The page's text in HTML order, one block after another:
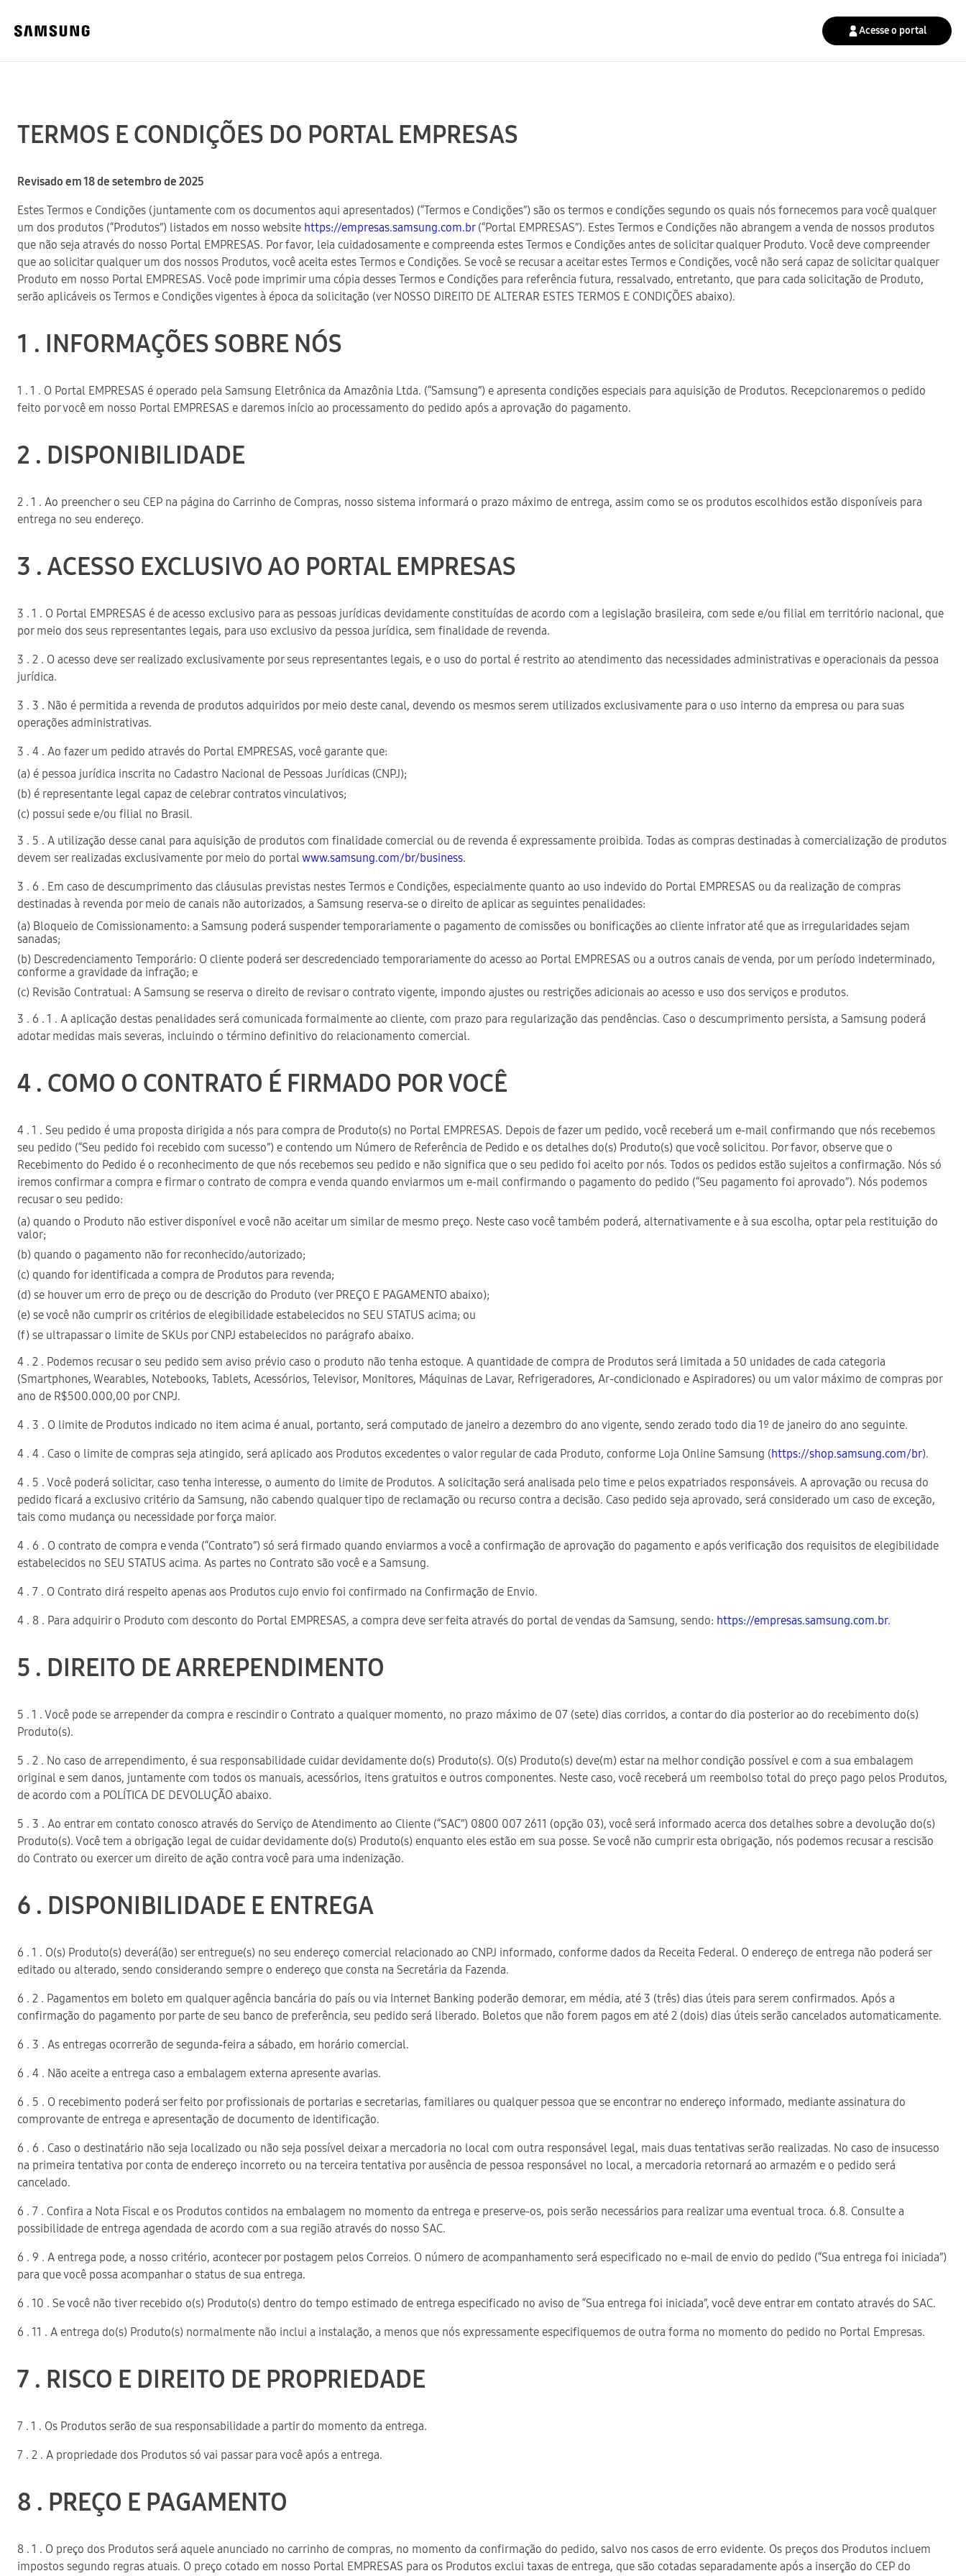
Acesse o portal
TERMOS E CONDIÇÕES DO PORTAL EMPRESAS
Revisado em 18 de setembro de 2025
Estes Termos e Condições (juntamente com os documentos aqui apresentados) (“Termos e Condições”) são os termos e condições segundo os quais nós fornecemos para você qualquer
um dos produtos (“Produtos”) listados em nosso website https://empresas.samsung.com.br(“Portal EMPRESAS”). Estes Termos e Condições não abrangem a venda de nossos produtos
que não seja através do nosso Portal EMPRESAS. Por favor, leia cuidadosamente e compreenda estes Termos e Condições antes de solicitar qualquer Produto. Você deve compreender
que ao solicitar qualquer um dos nossos Produtos, você aceita estes Termos e Condições. Se você se recusar a aceitar estes Termos e Condições, você não será capaz de solicitar qualquer
Produto em nosso Portal EMPRESAS. Você pode imprimir uma cópia desses Termos e Condições para referência futura, ressalvado, entretanto, que para cada solicitação de Produto,
serão aplicáveis os Termos e Condições vigentes à época da solicitação (ver NOSSO DIREITO DE ALTERAR ESTES TERMOS E CONDIÇÕES abaixo).
1 . INFORMAÇÕES SOBRE NÓS
1 . 1 . O Portal EMPRESAS é operado pela Samsung Eletrônica da Amazônia Ltda. (“Samsung”) e apresenta condições especiais para aquisição de Produtos. Recepcionaremos o pedido
feito por você em nosso Portal EMPRESAS e daremos início ao processamento do pedido após a aprovação do pagamento.
2 . DISPONIBILIDADE
2 . 1 . Ao preencher o seu CEP na página do Carrinho de Compras, nosso sistema informará o prazo máximo de entrega, assim como se os produtos escolhidos estão disponíveis para
entrega no seu endereço.
3 . ACESSO EXCLUSIVO AO PORTAL EMPRESAS
3 . 1 . O Portal EMPRESAS é de acesso exclusivo para as pessoas jurídicas devidamente constituídas de acordo com a legislação brasileira, com sede e/ou filial em território nacional, que
por meio dos seus representantes legais, para uso exclusivo da pessoa jurídica, sem finalidade de revenda.
3 . 2 . O acesso deve ser realizado exclusivamente por seus representantes legais, e o uso do portal é restrito ao atendimento das necessidades administrativas e operacionais da pessoa
jurídica.
3 . 3 . Não é permitida a revenda de produtos adquiridos por meio deste canal, devendo os mesmos serem utilizados exclusivamente para o uso interno da empresa ou para suas
operações administrativas.
3 . 4 . Ao fazer um pedido através do Portal EMPRESAS, você garante que:
(a) é pessoa jurídica inscrita no Cadastro Nacional de Pessoas Jurídicas (CNPJ);
(b) é representante legal capaz de celebrar contratos vinculativos;
(c) possui sede e/ou filial no Brasil.
3 . 5 . A utilização desse canal para aquisição de produtos com finalidade comercial ou de revenda é expressamente proibida. Todas as compras destinadas à comercialização de produtos
devem ser realizadas exclusivamente por meio do portal www.samsung.com/br/business.
3 . 6 . Em caso de descumprimento das cláusulas previstas nestes Termos e Condições, especialmente quanto ao uso indevido do Portal EMPRESAS ou da realização de compras
destinadas à revenda por meio de canais não autorizados, a Samsung reserva-se o direito de aplicar as seguintes penalidades:
(a) Bloqueio de Comissionamento: a Samsung poderá suspender temporariamente o pagamento de comissões ou bonificações ao cliente infrator até que as irregularidades sejam
sanadas;
(b) Descredenciamento Temporário: O cliente poderá ser descredenciado temporariamente do acesso ao Portal EMPRESAS ou a outros canais de venda, por um período indeterminado,
conforme a gravidade da infração; e
(c) Revisão Contratual: A Samsung se reserva o direito de revisar o contrato vigente, impondo ajustes ou restrições adicionais ao acesso e uso dos serviços e produtos.
3 . 6 . 1 . A aplicação destas penalidades será comunicada formalmente ao cliente, com prazo para regularização das pendências. Caso o descumprimento persista, a Samsung poderá
adotar medidas mais severas, incluindo o término definitivo do relacionamento comercial.
4 . COMO O CONTRATO É FIRMADO POR VOCÊ
4 . 1 . Seu pedido é uma proposta dirigida a nós para compra de Produto(s) no Portal EMPRESAS. Depois de fazer um pedido, você receberá um e-mail confirmando que nós recebemos
seu pedido (“Seu pedido foi recebido com sucesso”) e contendo um Número de Referência de Pedido e os detalhes do(s) Produto(s) que você solicitou. Por favor, observe que o
Recebimento do Pedido é o reconhecimento de que nós recebemos seu pedido e não significa que o seu pedido foi aceito por nós. Todos os pedidos estão sujeitos a confirmação. Nós só
iremos confirmar a compra e firmar o contrato de compra e venda quando enviarmos um e-mail confirmando o pagamento do pedido (“Seu pagamento foi aprovado”). Nós podemos
recusar o seu pedido:
(a) quando o Produto não estiver disponível e você não aceitar um similar de mesmo preço. Neste caso você também poderá, alternativamente e à sua escolha, optar pela restituição do
valor;
(b) quando o pagamento não for reconhecido/autorizado;
(c) quando for identificada a compra de Produtos para revenda;
(d) se houver um erro de preço ou de descrição do Produto (ver PREÇO E PAGAMENTO abaixo);
(e) se você não cumprir os critérios de elegibilidade estabelecidos no SEU STATUS acima; ou
(f) se ultrapassar o limite de SKUs por CNPJ estabelecidos no parágrafo abaixo.
4 . 2 . Podemos recusar o seu pedido sem aviso prévio caso o produto não tenha estoque. A quantidade de compra de Produtos será limitada a 50 unidades de cada categoria
(Smartphones, Wearables, Notebooks, Tablets, Acessórios, Televisor, Monitores, Máquinas de Lavar, Refrigeradores, Ar-condicionado e Aspiradores) ou um valor máximo de compras por
ano de R$500.000,00 por CNPJ.
4 . 3 . O limite de Produtos indicado no item acima é anual, portanto, será computado de janeiro a dezembro do ano vigente, sendo zerado todo dia 1º de janeiro do ano seguinte.
4 . 4 . Caso o limite de compras seja atingido, será aplicado aos Produtos excedentes o valor regular de cada Produto, conforme Loja Online Samsung (https://shop.samsung.com/br).
4 . 5 . Você poderá solicitar, caso tenha interesse, o aumento do limite de Produtos. A solicitação será analisada pelo time e pelos expatriados responsáveis. A aprovação ou recusa do
pedido ficará a exclusivo critério da Samsung, não cabendo qualquer tipo de reclamação ou recurso contra a decisão. Caso pedido seja aprovado, será considerado um caso de exceção,
tais como mudança ou necessidade por força maior.
4 . 6 . O contrato de compra e venda (“Contrato”) só será firmado quando enviarmos a você a confirmação de aprovação do pagamento e após verificação dos requisitos de elegibilidade
estabelecidos no SEU STATUS acima. As partes no Contrato são você e a Samsung.
4 . 7 . O Contrato dirá respeito apenas aos Produtos cujo envio foi confirmado na Confirmação de Envio.
4 . 8 . Para adquirir o Produto com desconto do Portal EMPRESAS, a compra deve ser feita através do portal de vendas da Samsung, sendo: https://empresas.samsung.com.br.
5 . DIREITO DE ARREPENDIMENTO
5 . 1 . Você pode se arrepender da compra e rescindir o Contrato a qualquer momento, no prazo máximo de 07 (sete) dias corridos, a contar do dia posterior ao do recebimento do(s)
Produto(s).
5 . 2 . No caso de arrependimento, é sua responsabilidade cuidar devidamente do(s) Produto(s). O(s) Produto(s) deve(m) estar na melhor condição possível e com a sua embalagem
original e sem danos, juntamente com todos os manuais, acessórios, itens gratuitos e outros componentes. Neste caso, você receberá um reembolso total do preço pago pelos Produtos,
de acordo com a POLÍTICA DE DEVOLUÇÃO abaixo.
5 . 3 . Ao entrar em contato conosco através do Serviço de Atendimento ao Cliente (“SAC”) 0800 007 2611 (opção 03), você será informado acerca dos detalhes sobre a devolução do(s)
Produto(s). Você tem a obrigação legal de cuidar devidamente do(s) Produto(s) enquanto eles estão em sua posse. Se você não cumprir esta obrigação, nós podemos recusar a rescisão
do Contrato ou exercer um direito de ação contra você para uma indenização.
6 . DISPONIBILIDADE E ENTREGA
6 . 1 . O(s) Produto(s) deverá(ão) ser entregue(s) no seu endereço comercial relacionado ao CNPJ informado, conforme dados da Receita Federal. O endereço de entrega não poderá ser
editado ou alterado, sendo considerando sempre o endereço que consta na Secretária da Fazenda.
6 . 2 . Pagamentos em boleto em qualquer agência bancária do país ou via Internet Banking poderão demorar, em média, até 3 (três) dias úteis para serem confirmados. Após a
confirmação do pagamento por parte de seu banco de preferência, seu pedido será liberado. Boletos que não forem pagos em até 2 (dois) dias úteis serão cancelados automaticamente.
6 . 3 . As entregas ocorrerão de segunda-feira a sábado, em horário comercial.
6 . 4 . Não aceite a entrega caso a embalagem externa apresente avarias.
6 . 5 . O recebimento poderá ser feito por profissionais de portarias e secretarias, familiares ou qualquer pessoa que se encontrar no endereço informado, mediante assinatura do
comprovante de entrega e apresentação de documento de identificação.
6 . 6 . Caso o destinatário não seja localizado ou não seja possível deixar a mercadoria no local com outra responsável legal, mais duas tentativas serão realizadas. No caso de insucesso
na primeira tentativa por conta de endereço incorreto ou na terceira tentativa por ausência de pessoa responsável no local, a mercadoria retornará ao armazém e o pedido será
cancelado.
6 . 7 . Confira a Nota Fiscal e os Produtos contidos na embalagem no momento da entrega e preserve-os, pois serão necessários para realizar uma eventual troca. 6.8. Consulte a
possibilidade de entrega agendada de acordo com a sua região através do nosso SAC.
6 . 9 . A entrega pode, a nosso critério, acontecer por postagem pelos Correios. O número de acompanhamento será especificado no e-mail de envio do pedido (“Sua entrega foi iniciada”)
para que você possa acompanhar o status de sua entrega.
6 . 10 . Se você não tiver recebido o(s) Produto(s) dentro do tempo estimado de entrega especificado no aviso de “Sua entrega foi iniciada”, você deve entrar em contato através do SAC.
6 . 11 . A entrega do(s) Produto(s) normalmente não inclui a instalação, a menos que nós expressamente especifiquemos de outra forma no momento do pedido no Portal Empresas.
7 . RISCO E DIREITO DE PROPRIEDADE
7 . 1 . Os Produtos serão de sua responsabilidade a partir do momento da entrega.
7 . 2 . A propriedade dos Produtos só vai passar para você após a entrega.
8 . PREÇO E PAGAMENTO
8 . 1 . O preço dos Produtos será aquele anunciado no carrinho de compras, no momento da confirmação do pedido, salvo nos casos de erro evidente. Os preços dos Produtos incluem
impostos segundo regras atuais. O preço cotado em nosso Portal EMPRESAS para os Produtos exclui taxas de entrega, que são cotadas separadamente após a inserção do CEP do